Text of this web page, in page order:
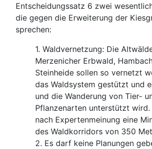
Entscheidungssatz 6 zwei
die gegen die Erweiterung der
sprechen:
1. Waldvernetzung: Die
Merzenicher Erbwald,
Steinheide sollen so vernetzt
das Waldsystem gestützt und
und die Wanderung von Tier-
Pflanzenarten unterstützt
nach Expertenmeinung eine
des Waldkorridors von 350
2. Es darf keine Planungen